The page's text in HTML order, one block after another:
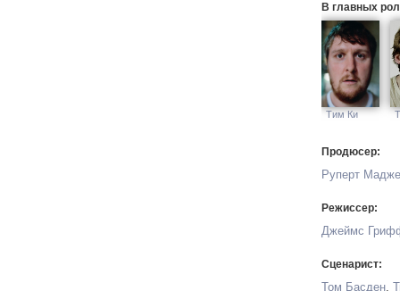
В главных
Тим Ки
Продюсер:
Руперт
Режиссер:
Джеймс
Сценарист:
Том Басден,